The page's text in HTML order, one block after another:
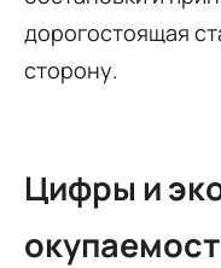
дорогостоящая
сторону.
Цифры и